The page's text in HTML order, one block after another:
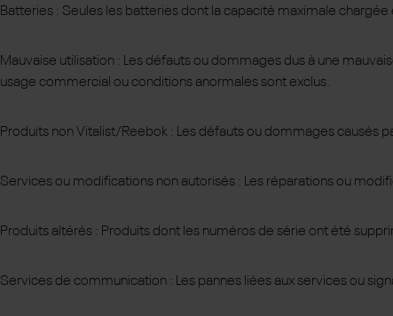
Batteries : Seules les batteries dont la capacité maximale
Mauvaise utilisation : Les défauts ou dommages dus à une
usage commercial ou conditions anormales sont exclus.
Produits non Vitalist/Reebok : Les défauts ou dommages causés
Services ou modifications non autorisés : Les réparations ou
Produits altérés : Produits dont les numéros de série ont été
Services de communication : Les pannes liées aux services ou